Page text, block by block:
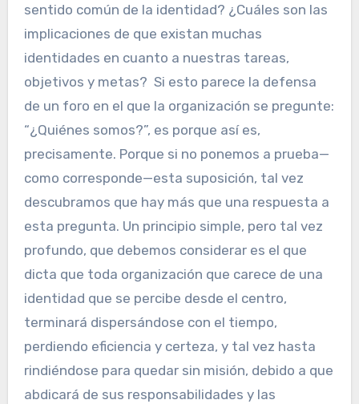
sentido común de la identidad? ¿Cuáles son las
implicaciones de que existan muchas
identidades en cuanto a nuestras tareas,
objetivos y metas? Si esto parece la defensa
de un foro en el que la organización se pregunte:
“¿Quiénes somos?”, es porque así es,
precisamente. Porque si no ponemos a prueba—
como corresponde—esta suposición, tal vez
descubramos que hay más que una respuesta a
esta pregunta. Un principio simple, pero tal vez
profundo, que debemos considerar es el que
dicta que toda organización que carece de una
identidad que se percibe desde el centro,
terminará dispersándose con el tiempo,
perdiendo eficiencia y certeza, y tal vez hasta
rindiéndose para quedar sin misión, debido a que
abdicará de sus responsabilidades y las